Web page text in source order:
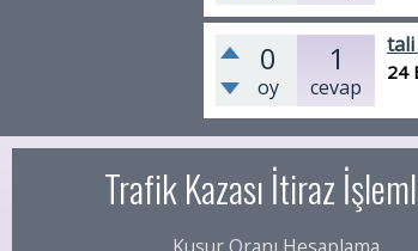
0
oy
1
cevap
tali
24
Trafik Kazası İtiraz